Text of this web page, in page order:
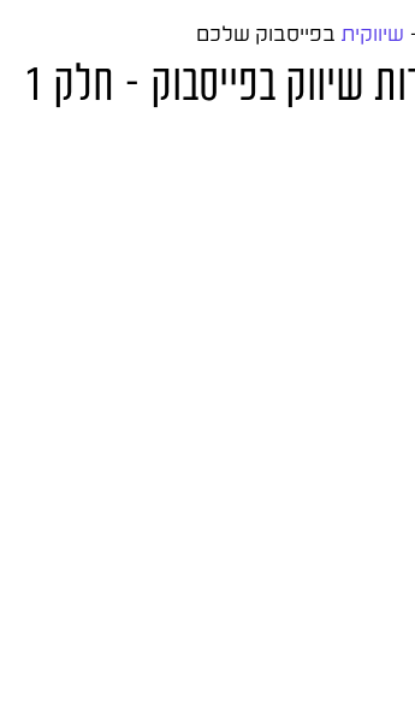
שיווקית בפייסבוק שלכם
שיווק בפייסבוק – חלק 1